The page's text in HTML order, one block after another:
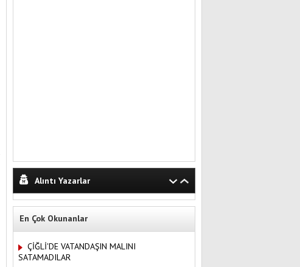
Alıntı Yazarlar
En Çok Okunanlar
ÇİĞLİ'DE VATANDAŞIN MALINI
SATAMADILAR